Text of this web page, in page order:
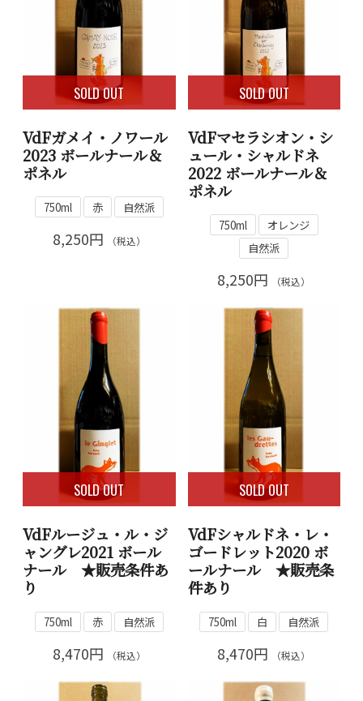
SOLD OUT
VdFガメイ・ノワール
2023 ボールナール＆
ポネル
750ml 赤 自然派
8,250円 （税込）
SOLD OUT
VdFマセラシオン・シ
ュール・シャルドネ
2022 ボールナール＆
ポネル
750ml
オレンジ
自然派
8,250円 （税込）
SOLD OUT
VdFルージュ・ル・ジ
ャングレ2021 ボール
ナール ★販売条件あ
り
750ml 赤 自然派
8,470円 （税込）
SOLD OUT
VdFシャルドネ・レ・
ゴードレット2020 ボ
ールナール ★販売条
件あり
750ml 白 自然派
8,470円 （税込）